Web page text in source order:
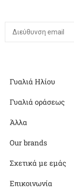
Γυαλιά Ηλίου
Γυαλιά οράσεως
Άλλα
Our brands
Σχετικά με εμάς
Επικοινωνία